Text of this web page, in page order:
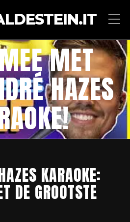
MET
HAZES
KARAOKE:
DE GROOTSTE